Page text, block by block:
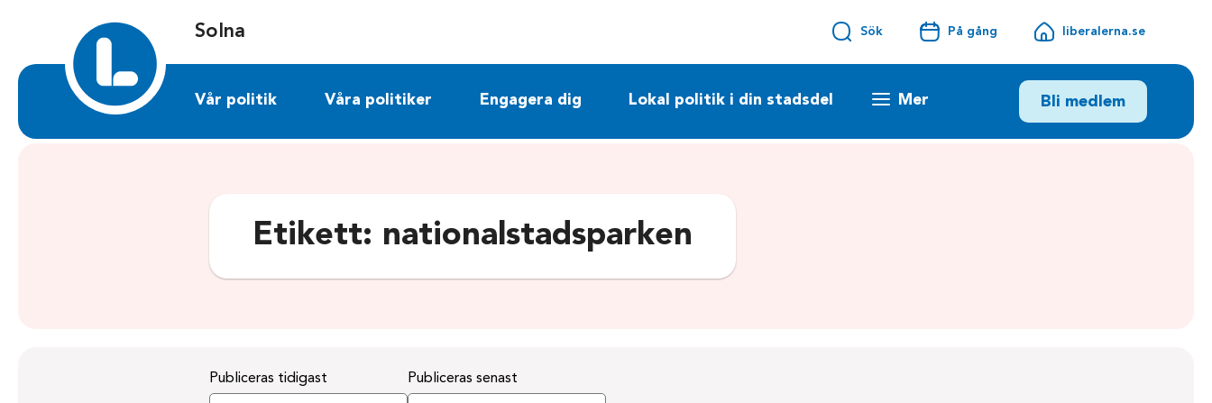
Solna Sök På gång liberalerna.se
Vår politik Våra politiker Engagera dig Lokal politik i din stadsdel Mer Bli medlem
Etikett: nationalstadsparken
Publiceras tidigast Publiceras senast